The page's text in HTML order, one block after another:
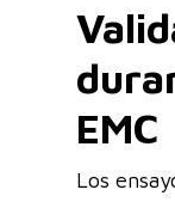
EMC
Los